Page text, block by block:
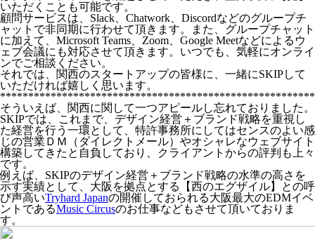
いただくことも可能です。
顧問サービスは、Slack、Chatwork、Discordなどのグループチ
ャットで非同期に行わせて頂きます。また、グループチャット
に加えて、Microsoft Teams、Zoom、Google Meetなどによるウ
ェブ会議にも対応させて頂きます。いつでも、気軽にオンライ
ンでご相談ください。
それでは、関西のスタートアップの皆様に、一緒にSKIPして
いただければ嬉しく思います。
そういえば、関西に関して一つアピールし忘れておりました。
SKIPでは、これまで、デザイン経営＋ブランド戦略を重視し
た経営を行う一環として、特許事務所にしてはセンスのよい感
じの営業ＤＭ（ダイレクトメール）やオシャレなウェブサイト
構築してきたと自負しており、クライアントからの評判も上々
です。
例えば、SKIPのデザイン経営＋ブランド戦略の水準の高さを
示す実績として、大阪を拠点とする【西のエグザイル】との呼
び声高いTryhard Japanの開催しておられる大阪最大のEDMイベ
ントであるMusic Circusのお仕事などもさせて頂いておりま
す。